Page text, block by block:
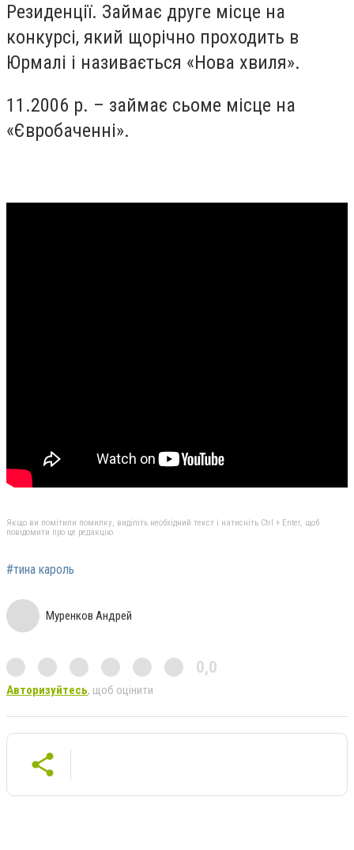
Резиденції. Займає друге місце на
конкурсі, який щорічно проходить в
Юрмалі і називається «Нова хвиля».
11.2006 р. – займає сьоме місце на
«Євробаченні».
Якщо ви помітили помилку, виділіть необхідний текст і натисніть Ctrl + Enter, щоб
повідомити про це редакцію
#тина кароль
Муренков Андрей
0,0
Авторизуйтесь, щоб оцінити